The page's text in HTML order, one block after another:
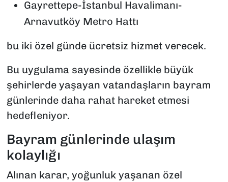
Gayrettepe-İstanbul Havalimanı-
Arnavutköy Metro Hattı
bu iki özel günde ücretsiz hizmet verecek.
Bu uygulama sayesinde özellikle büyük
şehirlerde yaşayan vatandaşların bayram
günlerinde daha rahat hareket etmesi
hedefleniyor.
Bayram günlerinde ulaşım
kolaylığı
Alınan karar, yoğunluk yaşanan özel